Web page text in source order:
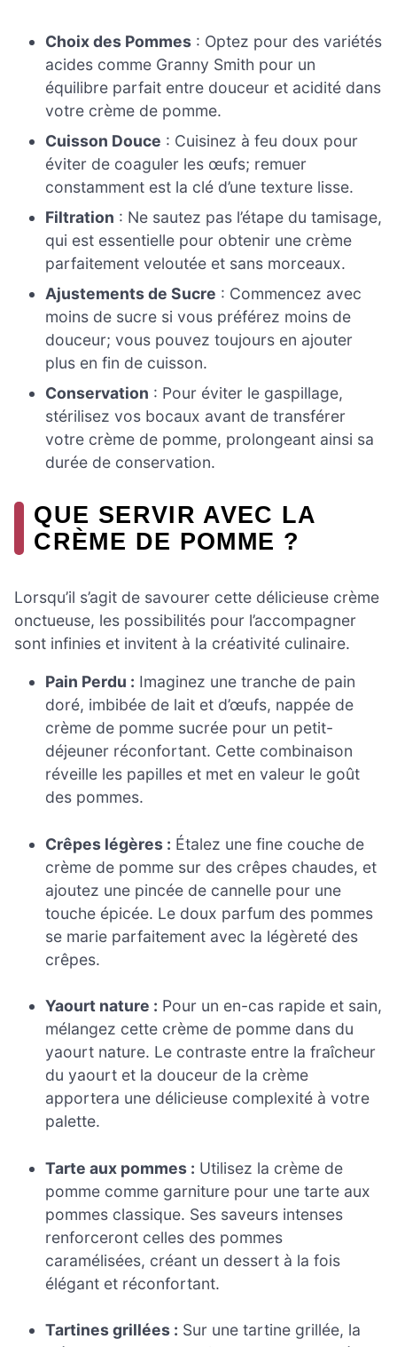
Choix des Pommes : Optez pour des variétés
acides comme Granny Smith pour un
équilibre parfait entre douceur et acidité dans
votre crème de pomme.
Cuisson Douce : Cuisinez à feu doux pour
éviter de coaguler les œufs; remuer
constamment est la clé d’une texture lisse.
Filtration : Ne sautez pas l’étape du tamisage,
qui est essentielle pour obtenir une crème
parfaitement veloutée et sans morceaux.
Ajustements de Sucre : Commencez avec
moins de sucre si vous préférez moins de
douceur; vous pouvez toujours en ajouter
plus en fin de cuisson.
Conservation : Pour éviter le gaspillage,
stérilisez vos bocaux avant de transférer
votre crème de pomme, prolongeant ainsi sa
durée de conservation.
QUE SERVIR AVEC LA
CRÈME DE POMME ?
Lorsqu’il s’agit de savourer cette délicieuse crème
onctueuse, les possibilités pour l’accompagner
sont infinies et invitent à la créativité culinaire.
Pain Perdu : Imaginez une tranche de pain
doré, imbibée de lait et d’œufs, nappée de
crème de pomme sucrée pour un petit-
déjeuner réconfortant. Cette combinaison
réveille les papilles et met en valeur le goût
des pommes.
Crêpes légères : Étalez une fine couche de
crème de pomme sur des crêpes chaudes, et
ajoutez une pincée de cannelle pour une
touche épicée. Le doux parfum des pommes
se marie parfaitement avec la légèreté des
crêpes.
Yaourt nature : Pour un en-cas rapide et sain,
mélangez cette crème de pomme dans du
yaourt nature. Le contraste entre la fraîcheur
du yaourt et la douceur de la crème
apportera une délicieuse complexité à votre
palette.
Tarte aux pommes : Utilisez la crème de
pomme comme garniture pour une tarte aux
pommes classique. Ses saveurs intenses
renforceront celles des pommes
caramélisées, créant un dessert à la fois
élégant et réconfortant.
Tartines grillées : Sur une tartine grillée, la